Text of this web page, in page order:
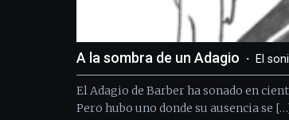
A la sombra de un Adagio El
El Adagio de Barber ha sonado en
Pero hubo uno donde su ausencia se